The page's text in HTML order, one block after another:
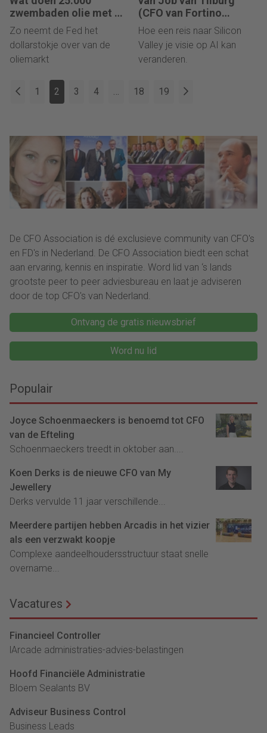
zwembaden olie met de
dollarkoers?
Zo neemt de Fed het
dollarstokje over van de
oliemarkt
(CFO van Fortino
Capital): “In Silicon
Valley is de mentaliteit:
‘It takes forever… like
four weeks.’”
Hoe een reis naar Silicon
Valley je visie op AI kan
veranderen.
1 2 3 4 … 18 19
De CFO Association is dé exclusieve community van CFO's
en FD's in Nederland. De CFO Association biedt een schat
aan ervaring, kennis en inspiratie. Word lid van ‘s lands
grootste peer to peer adviesbureau en laat je adviseren
door de top CFO's van Nederland.
Ontvang de gratis nieuwsbrief
Word nu lid
Populair
Joyce Schoenmaeckers is benoemd tot CFO
van de Efteling
Schoenmaeckers treedt in oktober aan....
Koen Derks is de nieuwe CFO van My
Jewellery
Derks vervulde 11 jaar verschillende...
Meerdere partijen hebben Arcadis in het vizier
als een verzwakt koopje
Complexe aandeelhoudersstructuur staat snelle
overname...
Vacatures
Financieel Controller
lArcade administraties-advies-belastingen
Hoofd Financiële Administratie
Bloem Sealants BV
Adviseur Business Control
Business Leads